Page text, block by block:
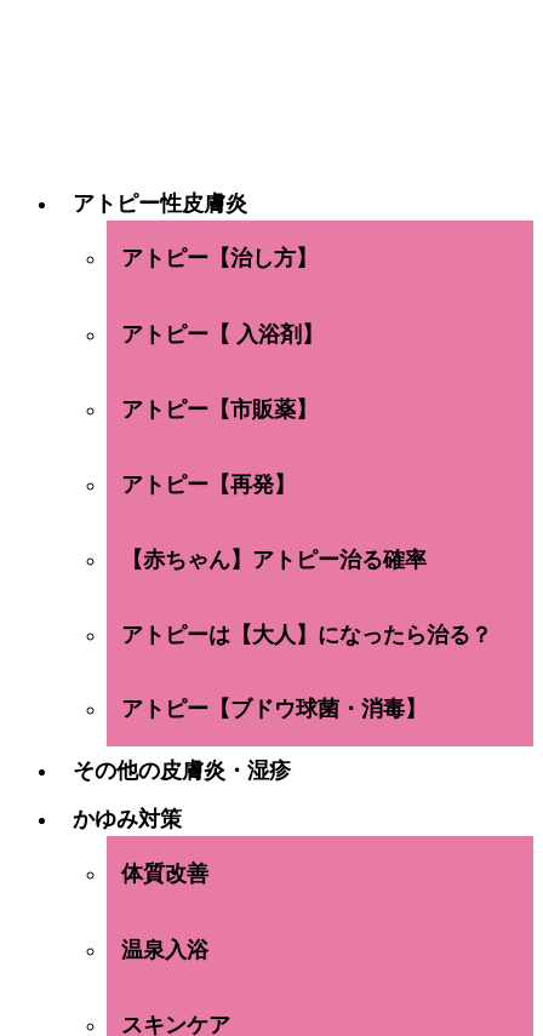
アトピー性皮膚炎
アトピー【治し方】
アトピー【 入浴剤】
アトピー【市販薬】
アトピー【再発】
【赤ちゃん】アトピー治る確率
アトピーは【大人】になったら治る？
アトピー【ブドウ球菌・消毒】
その他の皮膚炎・湿疹
かゆみ対策
体質改善
温泉入浴
スキンケア